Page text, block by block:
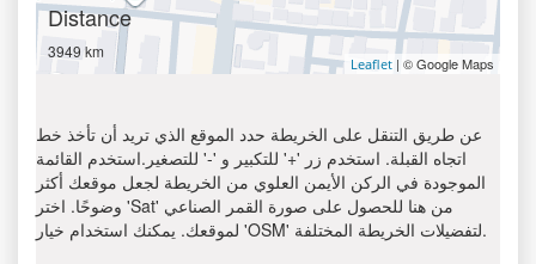
Distance
3949 km
Leaflet | © Google Maps
عن طريق التنقل على الخريطة حدد الموقع الذي تريد أن تأخذ خط
اتجاه القبلة. استخدم زر '+' للتكبير و '-' للتصغير.استخدم القائمة
الموجودة في الركن الأيمن العلوي من الخريطة لجعل موقعك أكثر
وضوحًا. اختر 'Sat' من هنا للحصول على صورة القمر الصناعي
لموقعك. يمكنك استخدام خيار 'OSM' لتفضيلات الخريطة المختلفة.